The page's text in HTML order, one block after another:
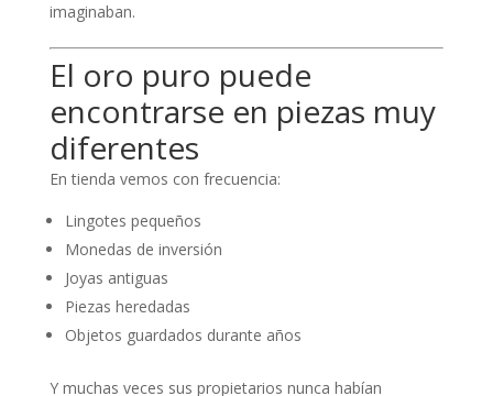
imaginaban.
El oro puro puede
encontrarse en piezas muy
diferentes
En tienda vemos con frecuencia:
Lingotes pequeños
Monedas de inversión
Joyas antiguas
Piezas heredadas
Objetos guardados durante años
Y muchas veces sus propietarios nunca habían